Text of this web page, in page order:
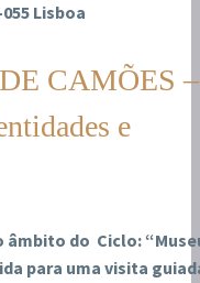
Lisboa
CAMÕES –
e
âmbito do Ciclo:
para uma visita